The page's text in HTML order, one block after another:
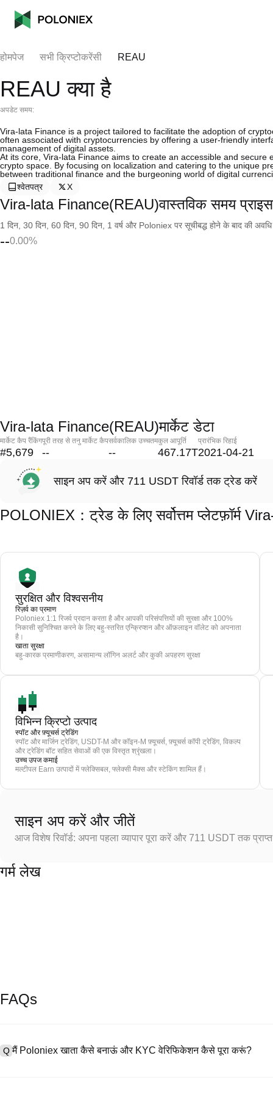
होमपेज सभी क्रिप्टोकरेंसी REAU
REAU क्या है
अपडेट समय:
Vira-lata Finance is a project tailored to facilitate the adoption of
often associated with cryptocurrencies by offering a user-friendly
management of digital assets.
At its core, Vira-lata Finance aims to create an accessible and
crypto space. By focusing on localization and catering to the unique
between traditional finance and the burgeoning world of digital
श्वेतपत्र
X
Vira-lata Finance(REAU)वास्तविक समय प्राइस
1 दिन, 30 दिन, 60 दिन, 90 दिन, 1 वर्ष और Poloniex पर सूचीबद्ध होने के बाद की
--0.00%
Vira-lata Finance(REAU)मार्केट डेटा
मार्केट कैप रैंकिंग
#5,679
पूरी तरह से तनु मार्केट कैप
--
सर्वकालिक उच्चतम
--
कुल आपूर्ति
467.17T
प्रारंभिक रिहाई
2021-04-21
साइन अप करें और 711 USDT रिवॉर्ड तक ट्रेड करें
POLONIEX：ट्रेड के लिए सर्वोत्तम प्लेटफ़ॉर्म
सुरक्षित और विश्वसनीय
रिज़र्व का प्रमाण
Poloniex 1:1 रिजर्व प्रदान करता है और आपकी परिसंपत्तियों की सुरक्षा और 100%
निकासी सुनिश्चित करने के लिए बहु-स्तरित एन्क्रिप्शन और ऑफ़लाइन वॉलेट को अपनाता
है।
खाता सुरक्षा
बहु-कारक प्रमाणीकरण, असामान्य लॉगिन अलर्ट और कुकी अपहरण सुरक्षा
विभिन्न क्रिप्टो उत्पाद
स्पॉट और फ़्यूचर्स ट्रेडिंग
स्पॉट और मार्जिन ट्रेडिंग, USDT-M और कॉइन-M फ़्यूचर्स, फ़्यूचर्स कॉपी ट्रेडिंग, विकल्प
और ट्रेडिंग बॉट सहित सेवाओं की एक विस्तृत श्रृंखला।
उच्च उपज कमाई
मल्टीपल Earn उत्पादों में फ्लेक्सिबल, फ्लेक्सी मैक्स और स्टेकिंग शामिल हैं।
साइन अप करें और जीतें
आज विशेष रिवॉर्ड: अपना पहला व्यापार पूरा करें और 711 USDT तक
गर्म लेख
FAQs
Q मैं Poloniex खाता कैसे बनाऊं और KYC वेरिफिकेशन कैसे पूरा करूं?